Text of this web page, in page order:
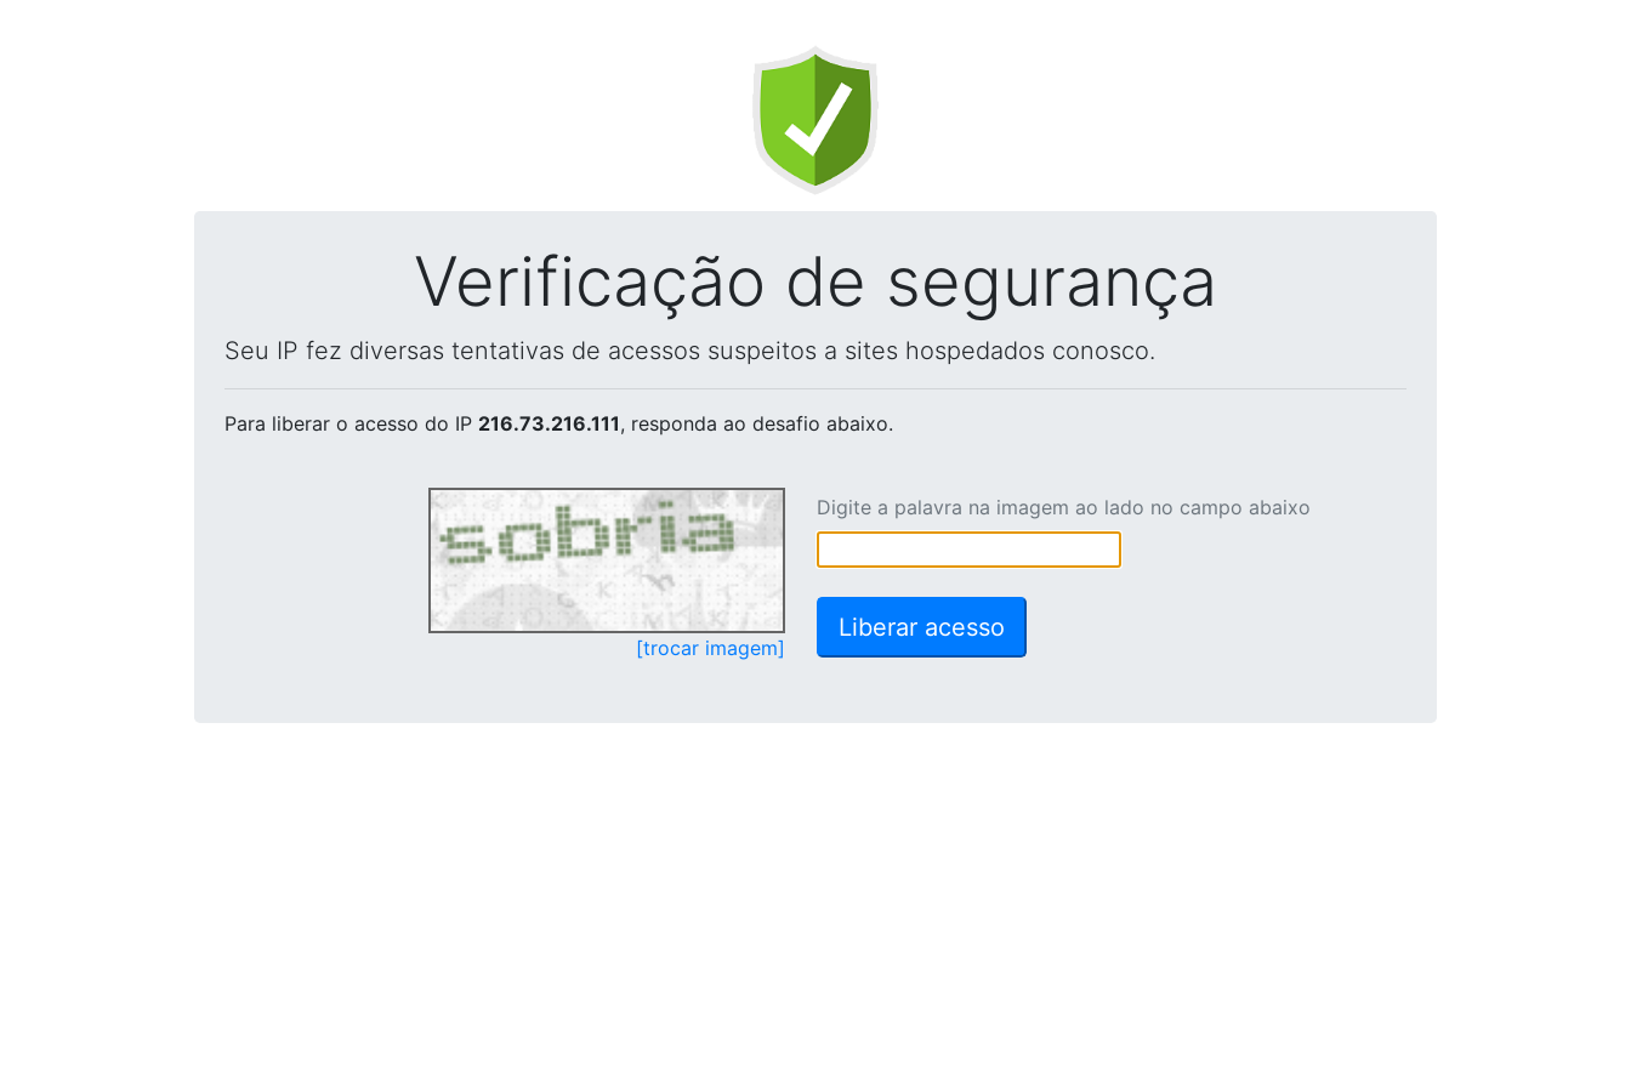
Verificação de segurança
Seu IP fez diversas tentativas de acessos suspeitos a sites hospedados conosco.
Para liberar o acesso do IP 216.73.216.111, responda ao desafio abaixo.
[trocar imagem]
Digite a palavra na imagem ao lado no campo abaixo